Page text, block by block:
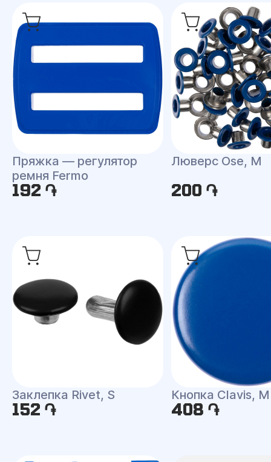
Пряжка — регулятор
ремня Fermo
192 ֏
Люверс Ose, М
200 ֏
Заклепка Rivet, S
152 ֏
Кнопка Clavis, М
408 ֏